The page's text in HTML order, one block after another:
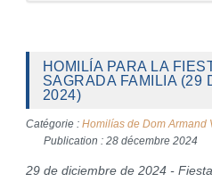
HOMILÍA PARA LA
SAGRADA FAMILIA (29
2024)
Catégorie : Homilías de Dom Armand
Publication : 28 décembre 2024
29 de diciembre de 2024 -